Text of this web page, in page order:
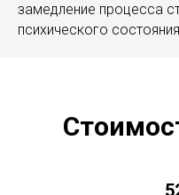
замедление процесса
психического